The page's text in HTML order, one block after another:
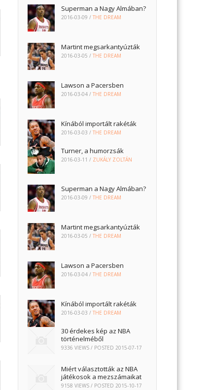
Superman a Nagy Almában?
2016-03-09 /THE DREAM
Martint megsarkantyúzták
2016-03-05 /THE DREAM
Lawson a Pacersben
2016-03-04 /THE DREAM
Kínából importált rakéták
2016-03-03 /THE DREAM
Turner, a humorzsák
2016-03-11 / ZUKÁLY ZOLTÁN
Superman a Nagy Almában?
2016-03-09 /THE DREAM
Martint megsarkantyúzták
2016-03-05 /THE DREAM
Lawson a Pacersben
2016-03-04 /THE DREAM
Kínából importált rakéták
2016-03-03 /THE DREAM
30 érdekes kép az NBA
történelméből
9336 VIEWS / POSTED 2015-07-17
Miért választották az NBA
játékosok a mezszámaikat
9158 VIEWS / POSTED2015-10-17